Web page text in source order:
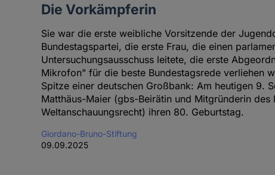
Die Vorkämpferin
Sie war die erste weibliche Vorsitzende der
Bundestagspartei, die erste Frau, die einen
Untersuchungsausschuss leitete, die erste
Mikrofon" für die beste Bundestagsrede verliehen
Spitze einer deutschen Großbank: Am heutigen 9.
Matthäus-Maier (gbs-Beirätin und Mitgründerin des
Weltanschauungsrecht) ihren 80. Geburtstag.
Giordano-Bruno-Stiftung
09.09.2025